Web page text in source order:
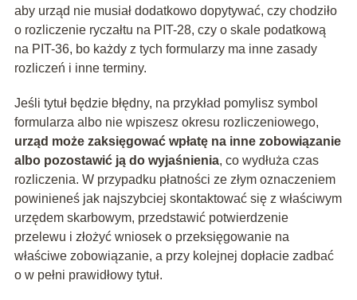
aby urząd nie musiał dodatkowo dopytywać, czy chodziło
o rozliczenie ryczałtu na PIT-28, czy o skale podatkową
na PIT-36, bo każdy z tych formularzy ma inne zasady
rozliczeń i inne terminy.
Jeśli tytuł będzie błędny, na przykład pomylisz symbol
formularza albo nie wpiszesz okresu rozliczeniowego,
urząd może zaksięgować wpłatę na inne zobowiązanie
albo pozostawić ją do wyjaśnienia, co wydłuża czas
rozliczenia. W przypadku płatności ze złym oznaczeniem
powinieneś jak najszybciej skontaktować się z właściwym
urzędem skarbowym, przedstawić potwierdzenie
przelewu i złożyć wniosek o przeksięgowanie na
właściwe zobowiązanie, a przy kolejnej dopłacie zadbać
o w pełni prawidłowy tytuł.